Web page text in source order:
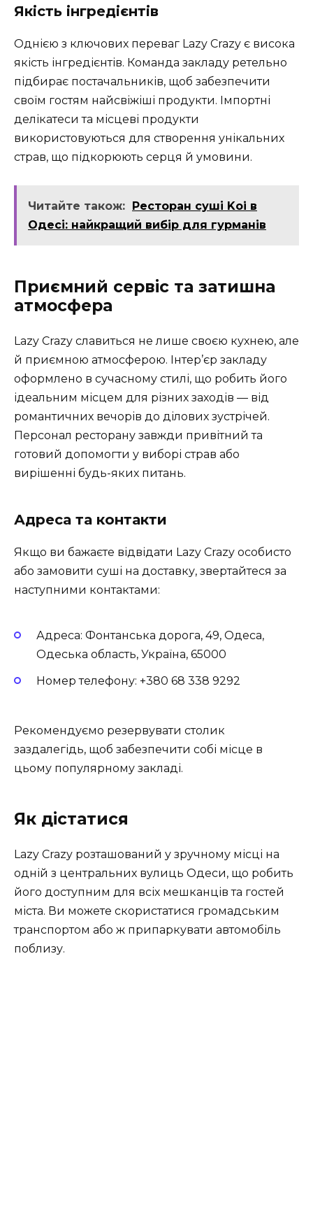
Якість інгредієнтів
Однією з ключових переваг Lazy Crazy є висока
якість інгредієнтів. Команда закладу ретельно
підбирає постачальників, щоб забезпечити
своїм гостям найсвіжіші продукти. Імпортні
делікатеси та місцеві продукти
використовуються для створення унікальних
страв, що підкорюють серця й умовини.
Читайте також: Ресторан суші Koi в
Одесі: найкращий вибір для гурманів
Приємний сервіс та затишна
атмосфера
Lazy Crazy славиться не лише своєю кухнею, але
й приємною атмосферою. Інтер’єр закладу
оформлено в сучасному стилі, що робить його
ідеальним місцем для різних заходів — від
романтичних вечорів до ділових зустрічей.
Персонал ресторану завжди привітний та
готовий допомогти у виборі страв або
вирішенні будь-яких питань.
Адреса та контакти
Якщо ви бажаєте відвідати Lazy Crazy особисто
або замовити суші на доставку, звертайтеся за
наступними контактами:
Адреса: Фонтанська дорога, 49, Одеса,
Одеська область, Україна, 65000
Номер телефону: +380 68 338 9292
Рекомендуємо резервувати столик
заздалегідь, щоб забезпечити собі місце в
цьому популярному закладі.
Як дістатися
Lazy Crazy розташований у зручному місці на
одній з центральних вулиць Одеси, що робить
його доступним для всіх мешканців та гостей
міста. Ви можете скористатися громадським
транспортом або ж припаркувати автомобіль
поблизу.